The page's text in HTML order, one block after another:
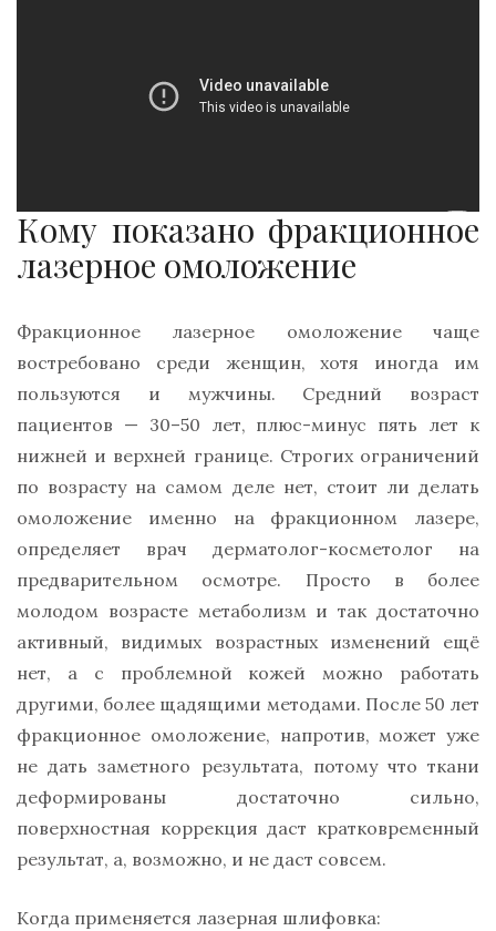
Кому показано фракционное
лазерное омоложение
Фракционное лазерное омоложение чаще
востребовано среди женщин, хотя иногда им
пользуются и мужчины. Средний возраст
пациентов — 30–50 лет, плюс-минус пять лет к
нижней и верхней границе. Строгих ограничений
по возрасту на самом деле нет, стоит ли делать
омоложение именно на фракционном лазере,
определяет врач дерматолог-косметолог на
предварительном осмотре. Просто в более
молодом возрасте метаболизм и так достаточно
активный, видимых возрастных изменений ещё
нет, а с проблемной кожей можно работать
другими, более щадящими методами. После 50 лет
фракционное омоложение, напротив, может уже
не дать заметного результата, потому что ткани
деформированы достаточно сильно,
поверхностная коррекция даст кратковременный
результат, а, возможно, и не даст совсем.
Когда применяется лазерная шлифовка: